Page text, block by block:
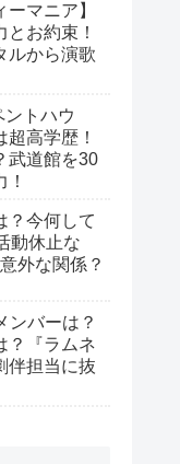
ーマニア】
とお約束！
ルから演歌
ントハウ
超高学歴！
武道館を30
？今何して
動休止な
外な関係？
ンバーは？
？『ラムネ
伴担当に抜